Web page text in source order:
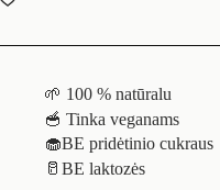
🌱 100 % natūralu
🥣 Tinka veganams
🧁BE pridėtinio cukraus
🥛BE laktozės